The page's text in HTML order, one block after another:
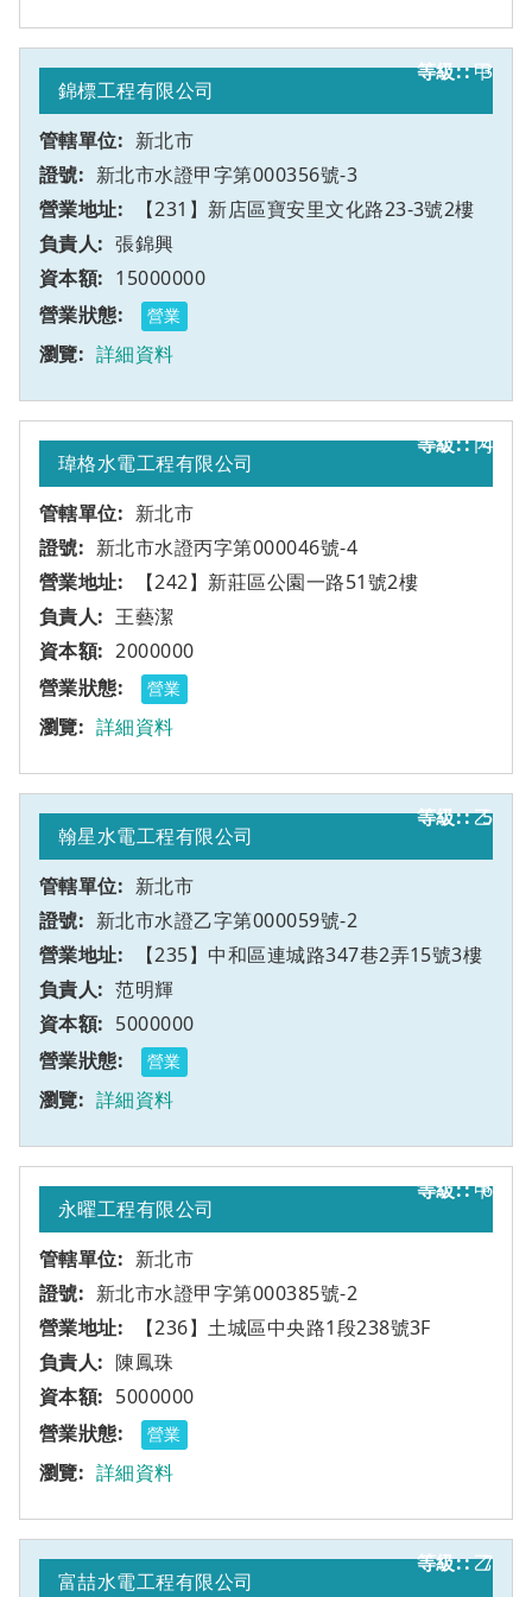
3
錦標工程有限公司
新北市
新北市水證甲字第000356號-3
【231】新店區寶安里文化路23-3號2樓
甲
張錦興
15000000
營業
詳細資料
4
瑋格水電工程有限公司
新北市
新北市水證丙字第000046號-4
【242】新莊區公園一路51號2樓
丙
王藝潔
2000000
營業
詳細資料
5
翰星水電工程有限公司
新北市
新北市水證乙字第000059號-2
【235】中和區連城路347巷2弄15號3樓
乙
范明輝
5000000
營業
詳細資料
6
永曜工程有限公司
新北市
新北市水證甲字第000385號-2
【236】土城區中央路1段238號3F
甲
陳鳳珠
5000000
營業
詳細資料
7
富喆水電工程有限公司
乙